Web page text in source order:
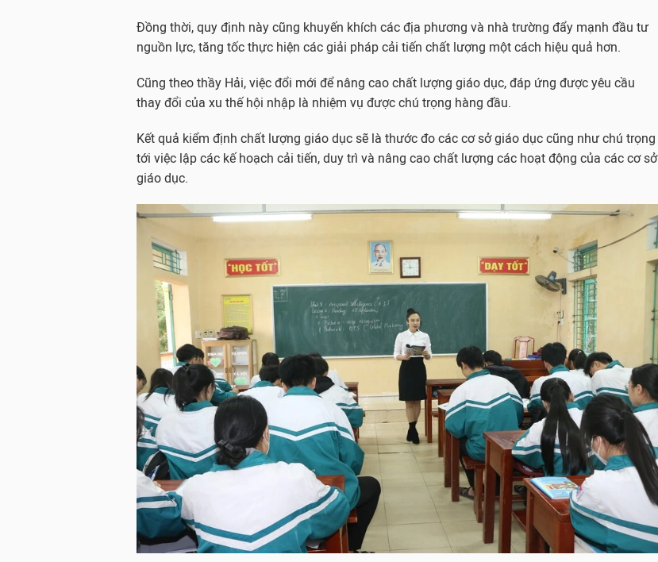
Đồng thời, quy định này cũng khuyến khích các địa phương và nhà trường đẩy mạnh đầu tư
nguồn lực, tăng tốc thực hiện các giải pháp cải tiến chất lượng một cách hiệu quả hơn.
Cũng theo thầy Hải, việc đổi mới để nâng cao chất lượng giáo dục, đáp ứng được yêu cầu
thay đổi của xu thế hội nhập là nhiệm vụ được chú trọng hàng đầu.
Kết quả kiểm định chất lượng giáo dục sẽ là thước đo các cơ sở giáo dục cũng như chú trọng
tới việc lập các kế hoạch cải tiến, duy trì và nâng cao chất lượng các hoạt động của các cơ sở
giáo dục.